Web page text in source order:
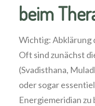
beim
Wichtig: Abklärung
Oft sind zunächst
(Svadisthana,
oder sogar
Energiemeridian zu